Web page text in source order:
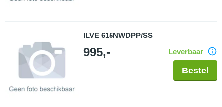
ILVE 615NWDPP/SS
995,- Leverbaar
Bestel